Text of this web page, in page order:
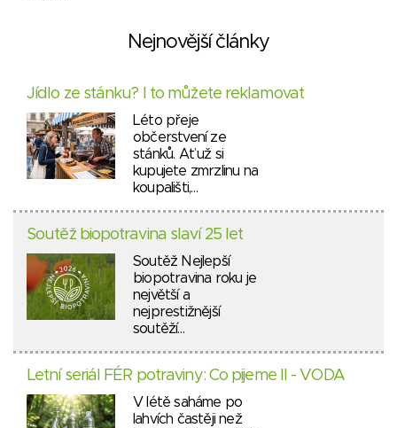
Nejnovější články
Jídlo ze stánku? I to můžete reklamovat
Léto přeje
občerstvení ze
stánků. Ať už si
kupujete zmrzlinu na
koupališti,…
Soutěž biopotravina slaví 25 let
Soutěž Nejlepší
biopotravina roku je
největší a
nejprestižnější
soutěží…
Letní seriál FÉR potraviny: Co pijeme II - VODA
V létě saháme po
lahvích častěji než